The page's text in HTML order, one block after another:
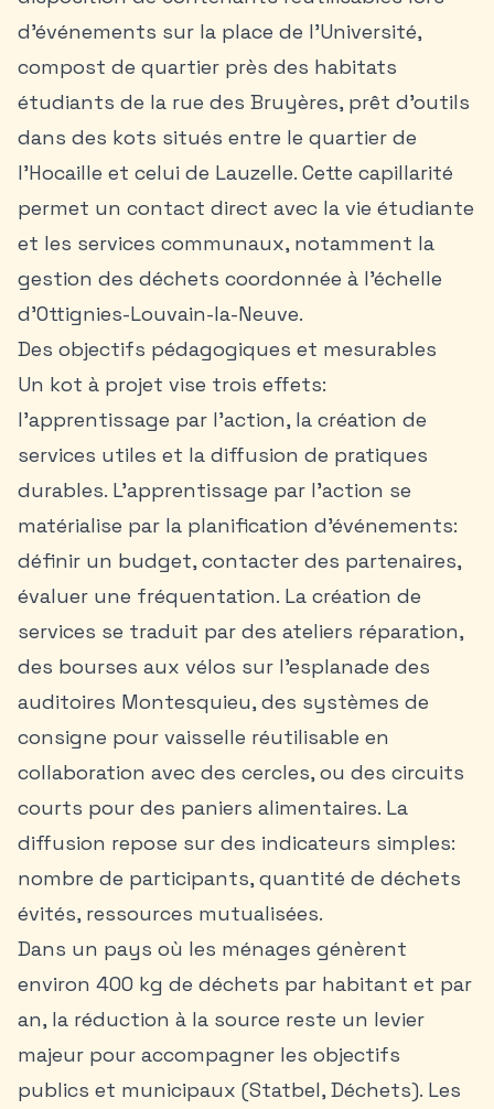
d’événements sur la place de l’Université,
compost de quartier près des habitats
étudiants de la rue des Bruyères, prêt d’outils
dans des kots situés entre le quartier de
l’Hocaille et celui de Lauzelle. Cette capillarité
permet un contact direct avec la vie étudiante
et les services communaux, notamment la
gestion des déchets coordonnée à l’échelle
d’Ottignies-Louvain-la-Neuve.
Des objectifs pédagogiques et mesurables
Un kot à projet vise trois effets:
l’apprentissage par l’action, la création de
services utiles et la diffusion de pratiques
durables. L’apprentissage par l’action se
matérialise par la planification d’événements:
définir un budget, contacter des partenaires,
évaluer une fréquentation. La création de
services se traduit par des ateliers réparation,
des bourses aux vélos sur l’esplanade des
auditoires Montesquieu, des systèmes de
consigne pour vaisselle réutilisable en
collaboration avec des cercles, ou des circuits
courts pour des paniers alimentaires. La
diffusion repose sur des indicateurs simples:
nombre de participants, quantité de déchets
évités, ressources mutualisées.
Dans un pays où les ménages génèrent
environ 400 kg de déchets par habitant et par
an, la réduction à la source reste un levier
majeur pour accompagner les objectifs
publics et municipaux (Statbel, Déchets). Les